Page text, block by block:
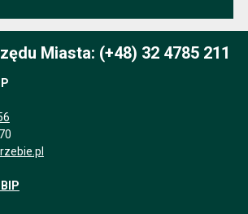
Miasta: (+48) 32 4785 211